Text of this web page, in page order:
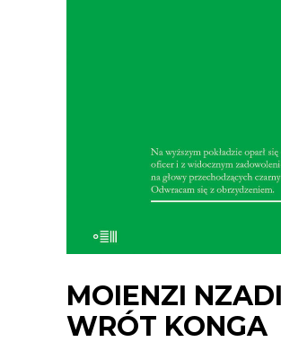
MOIENZI
WRÓT KONGA